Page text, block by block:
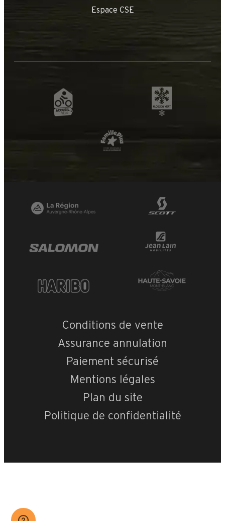
Espace CSE
Conditions de vente
Assurance annulation
Paiement sécurisé
Mentions légales
Plan du site
Politique de confidentialité